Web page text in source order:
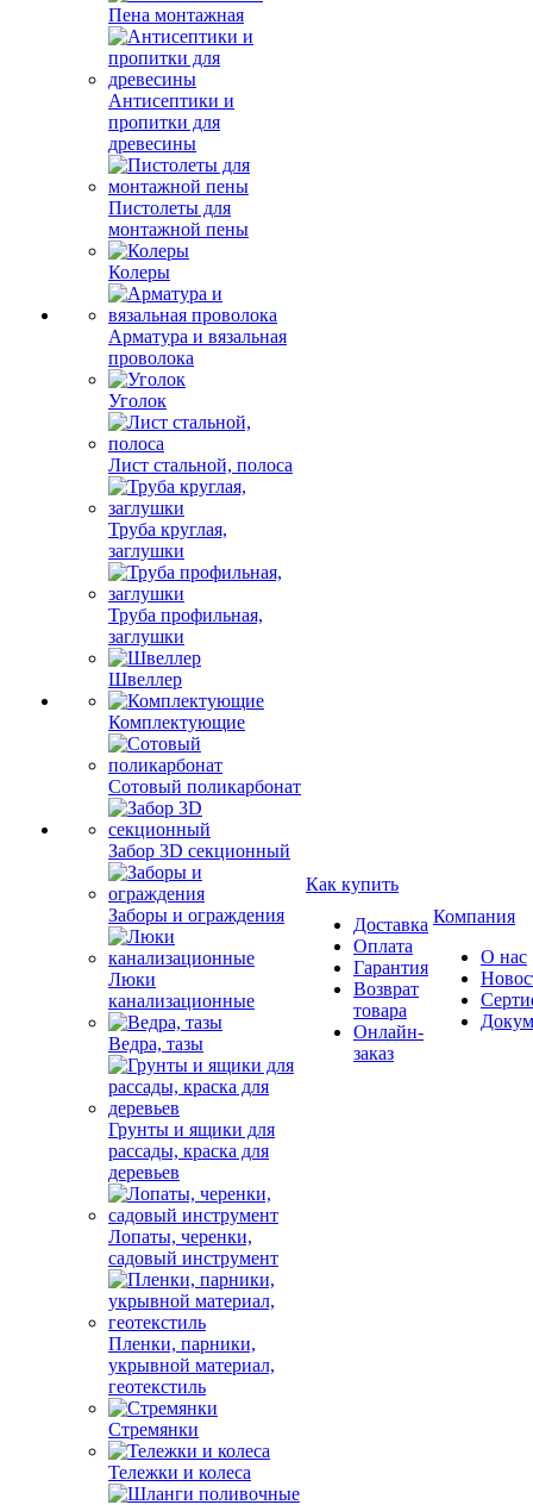
Пена монтажная
Антисептики и
пропитки для
древесины
Пистолеты для
монтажной пены
Колеры
Арматура и вязальная
проволока
Уголок
Лист стальной, полоса
Труба круглая,
заглушки
Труба профильная,
заглушки
Швеллер
Комплектующие
Сотовый поликарбонат
Забор 3D секционный
Заборы и ограждения
Люки
канализационные
Ведра, тазы
Грунты и ящики для
рассады, краска для
деревьев
Лопаты, черенки,
садовый инструмент
Пленки, парники,
укрывной материал,
геотекстиль
Стремянки
Тележки и колеса
Как купить
Доставка
Оплата
Гарантия
Возврат
товара
Онлайн-
заказ
Компания
О нас